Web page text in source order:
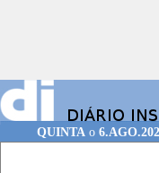
QUINTAo